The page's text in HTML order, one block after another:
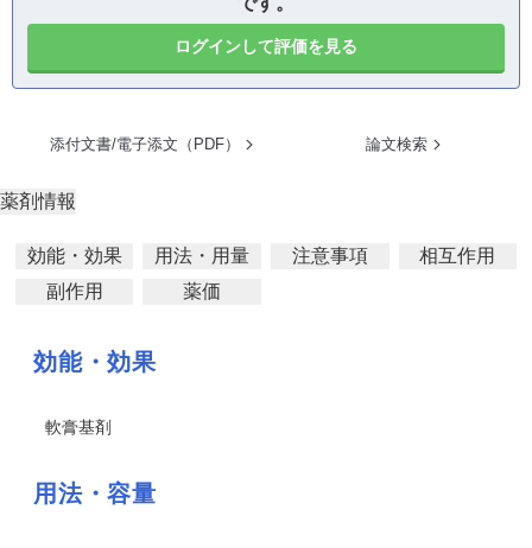
ログインして評価を見る
添付文書/電子添文（PDF） 論文検索
薬剤情報
効能・効果 用法・用量 注意事項
相互作用
副作用
薬価
効能・効果
軟膏基剤
用法・容量